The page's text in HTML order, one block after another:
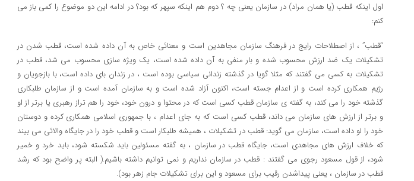
اول اینکه قطب (یا همان مراد) در سازمان یعنی چه ؟ دوم هم اینکه سپهر که بود؟ در ادامه این دو موضوع را کمی باز می
کنم:
“قطب” ، از اصطلاحات رایج در فرهنگ سازمان مجاهدین است و معنائی خاص به آن داده شده است، قطب شدن در
تشکیلات یک ضد ارزش محسوب شده و بار منفی به آن داده شده است، یک ویژه سازی محسوب می شد، قطب در
تشکیلات به کسی می گفتند که مثلا گویا در گذشته زندانی سیاسی بوده است ، در زندان بای داده است، با بازجویان و
رژیم همکاری کرده است و از اعدام جسته است، اکنون آزاد شده است و به سازمان آمده است و از سازمان طلبکاری
گذشته خود را می کند، به گفته ی سازمان قطب کسی است که در محتوا و درون خود، خود را هم تراز رهبری یا برتر از او
و برتر از ارزش های سازمان می داند، قطب کسی است که به جای اعدام ، با جمهوری اسلامی همکاری کرده و دوستان
خود را لو داده است، سازمان می گوید: قطب در تشکیلات ، همیشه طلبکار است و قطب خود را در جایگاه والائی می بیند
که خلاف ارزش های مجاهدی است، جایگاه قطب در سازمان ، به گفته مسئولین باید شکسته شود، باید خرد و خمیر
شود، از قول مسعود رجوی می گفتند : قطب در سازمان نداریم و نمی توانیم داشته باشیم.( البته پر واضح بود که رشد
قطب در سازمان ، یعنی پیداشدن رقیب برای مسعود و این برای تشکیلات جام زهر بود).